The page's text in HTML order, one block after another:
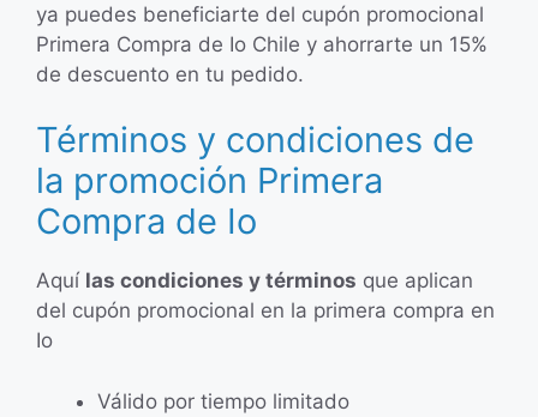
ya puedes beneficiarte del cupón promocional
Primera Compra de Io Chile y ahorrarte un 15%
de descuento en tu pedido.
Términos y condiciones de
la promoción Primera
Compra de Io
Aquí las condiciones y términos que aplican
del cupón promocional en la primera compra en
Io
Válido por tiempo limitado